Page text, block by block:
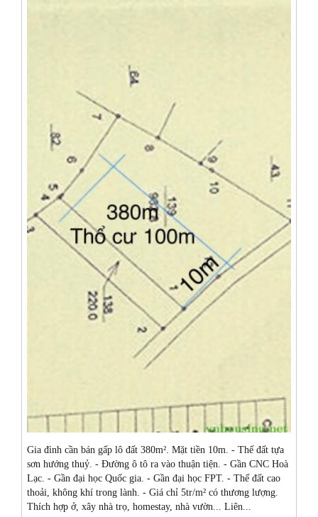
Gia đình cần bán gấp lô đất 380m². Mặt tiền 10m. - Thế đất tựa
sơn hướng thuỷ. - Đường ô tô ra vào thuận tiện. - Gần CNC Hoà
Lạc. - Gần đại học Quốc gia. - Gần đại học FPT. - Thế đất cao
thoải, không khí trong lành. - Giá chỉ 5tr/m² có thương lượng.
Thích hợp ở, xây nhà trọ, homestay, nhà vườn... Liên...